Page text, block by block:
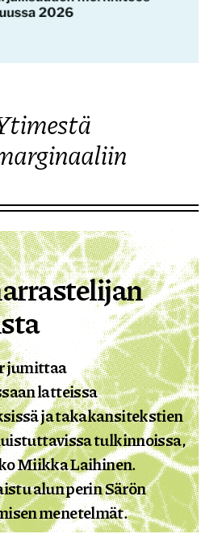
jumittaa
latteissa
ja takakansitekstien
tulkinnoissa,
Miikka Laihinen.
alun perin Särön
menetelmät.